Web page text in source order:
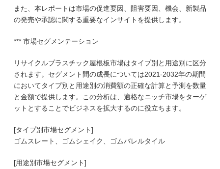
また、本レポートは市場の促進要因、阻害要因、機会、新製品
の発売や承認に関する重要なインサイトを提供します。
*** 市場セグメンテーション
リサイクルプラスチック屋根板市場はタイプ別と用途別に区分
されます。セグメント間の成長については2021-2032年の期間
においてタイプ別と用途別の消費額の正確な計算と予測を数量
と金額で提供します。この分析は、適格なニッチ市場をターゲ
ットとすることでビジネスを拡大するのに役立ちます。
[タイプ別市場セグメント]
ゴムスレート、ゴムシェイク、ゴムバレルタイル
[用途別市場セグメント]